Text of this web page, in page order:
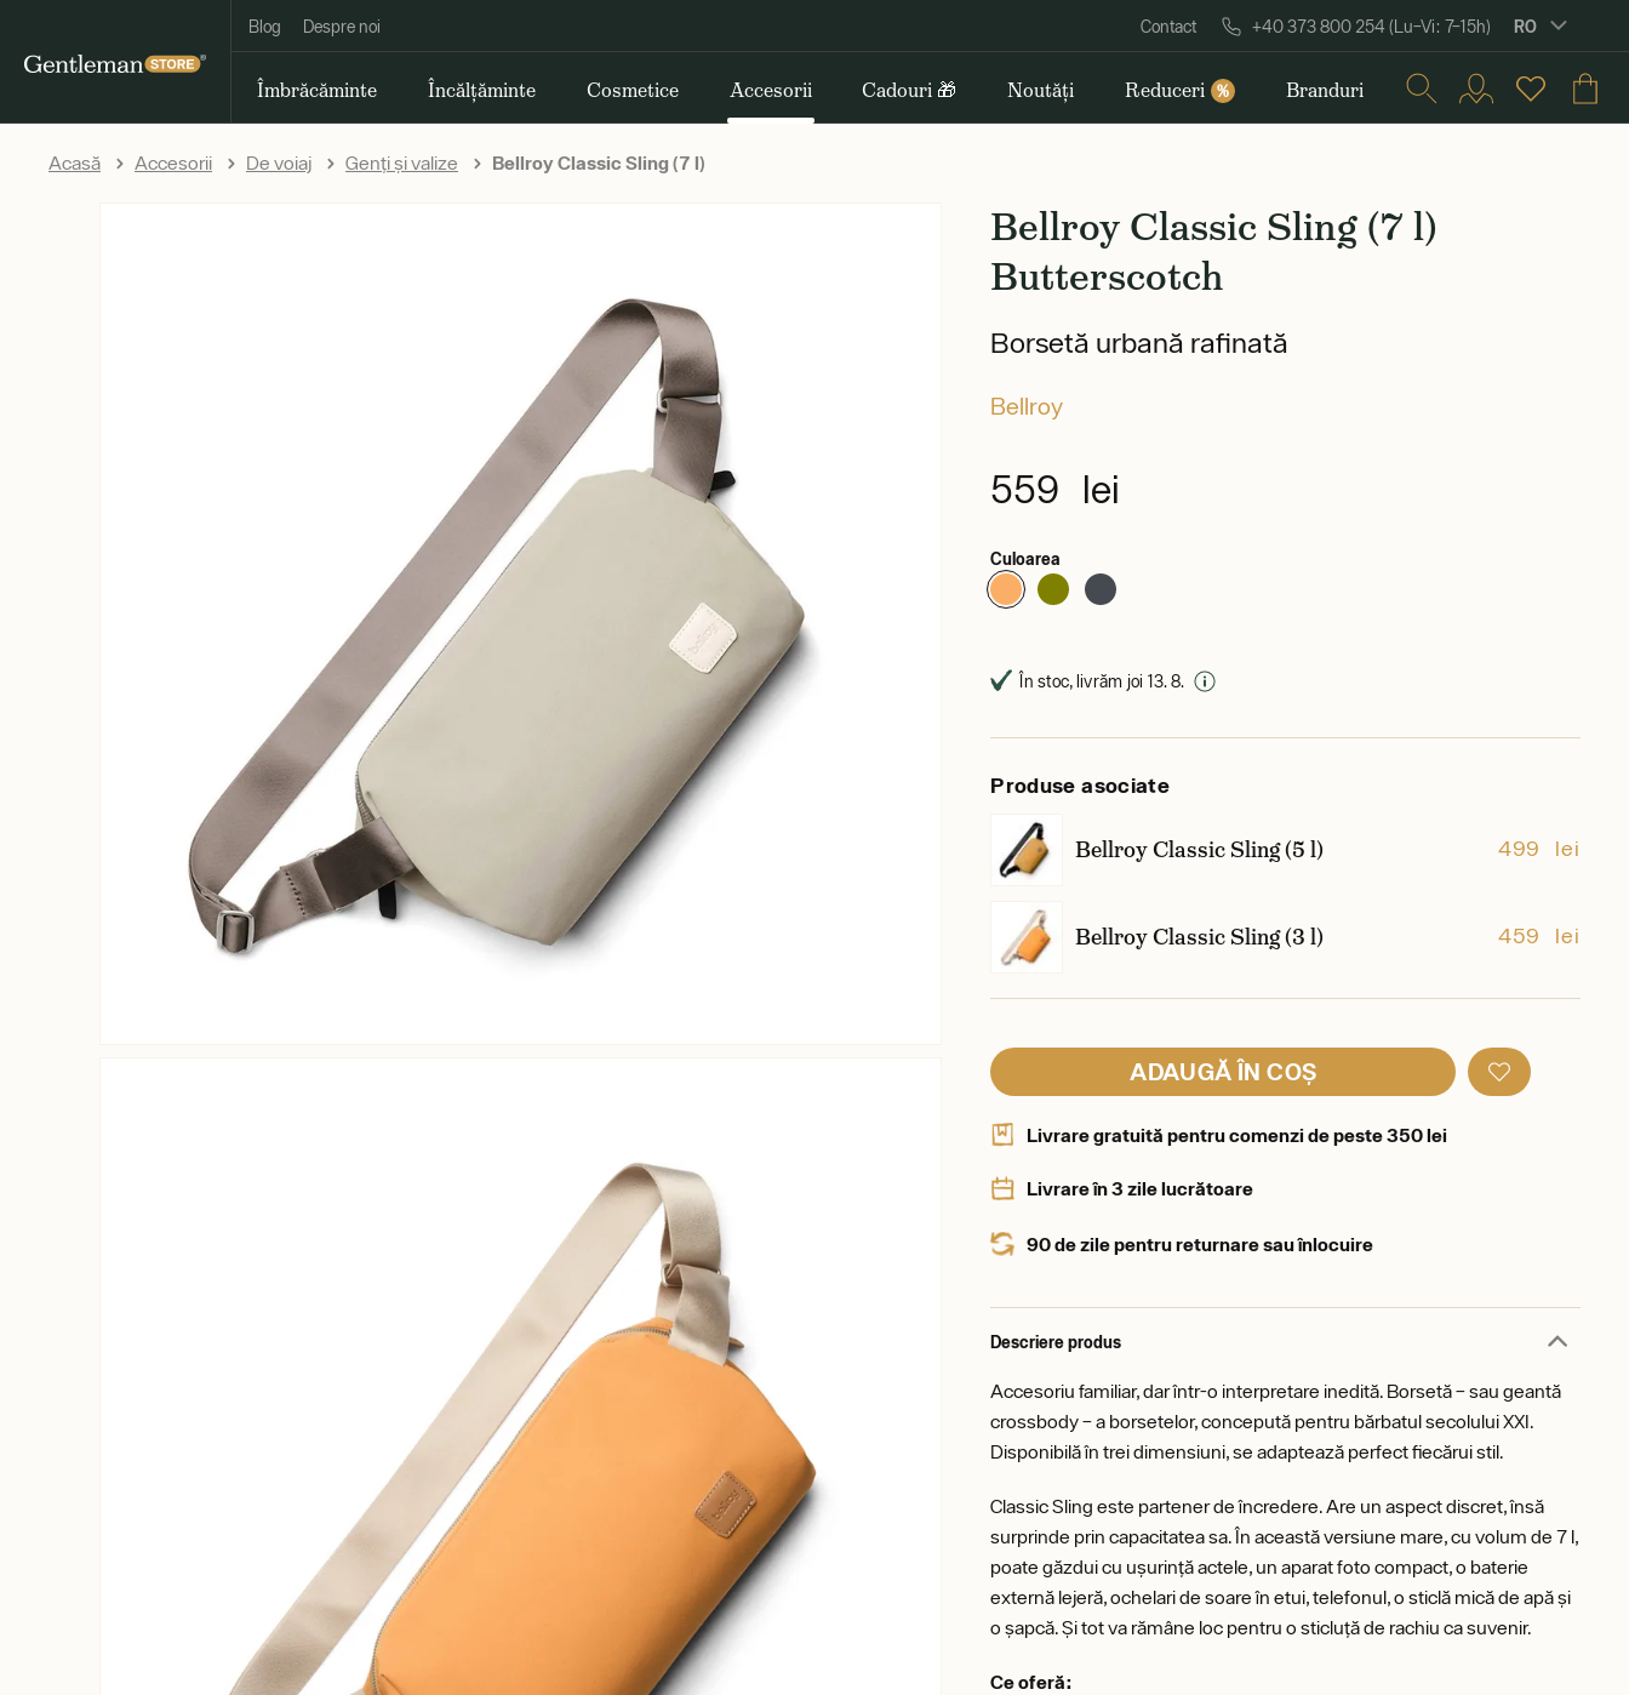
Blog Despre noi Contact +40 373 800 254 (Lu–Vi: 7–15h) RO
Îmbrăcăminte Încălțăminte Cosmetice Accesorii Cadouri 🎁 Noutăți Reduceri % Branduri
Acasă Accesorii De voiaj Genți și valize Bellroy Classic Sling (7 l)
Bellroy Classic Sling (7 l)
Butterscotch
Borsetă urbană rafinată
Bellroy
559 lei
Culoarea
În stoc, livrăm joi 13. 8.
Produse asociate
Bellroy Classic Sling (5 l) 499 lei
Bellroy Classic Sling (3 l) 459 lei
ADAUGĂ ÎN COȘ
Livrare gratuită pentru comenzi de peste 350 lei
Livrare în 3 zile lucrătoare
90 de zile pentru returnare sau înlocuire
Descriere produs
Accesoriu familiar, dar într-o interpretare inedită. Borsetă – sau geantă
crossbody – a borsetelor, concepută pentru bărbatul secolului XXI.
Disponibilă în trei dimensiuni, se adaptează perfect fiecărui stil.
Classic Sling este partener de încredere. Are un aspect discret, însă
surprinde prin capacitatea sa. În această versiune mare, cu volum de 7 l,
poate găzdui cu ușurință actele, un aparat foto compact, o baterie
externă lejeră, ochelari de soare în etui, telefonul, o sticlă mică de apă și
o șapcă. Și tot va rămâne loc pentru o sticluță de rachiu ca suvenir.
Ce oferă: